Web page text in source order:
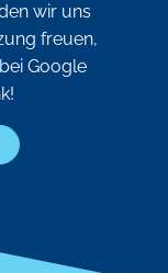
wir uns
freuen,
Google